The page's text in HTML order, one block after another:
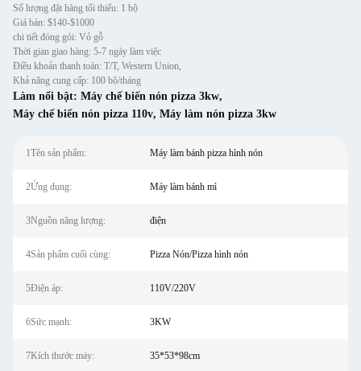
Số lượng đặt hàng tối thiểu: 1 bộ
Giá bán: $140-$1000
chi tiết đóng gói: Vỏ gỗ
Thời gian giao hàng: 5-7 ngày làm việc
Điều khoản thanh toán: T/T, Western Union,
Khả năng cung cấp: 100 bộ/tháng
Làm nổi bật: Máy chế biến nón pizza 3kw,
Máy chế biến nón pizza 110v, Máy làm nón pizza 3kw
1Tên sản phẩm: Máy làm bánh pizza hình nón
2Ứng dụng: Máy làm bánh mì
3Nguồn năng lượng: điện
4Sản phẩm cuối cùng: Pizza Nón/Pizza hình nón
5Điện áp: 110V/220V
6Sức mạnh: 3KW
7Kích thước máy: 35*53*98cm